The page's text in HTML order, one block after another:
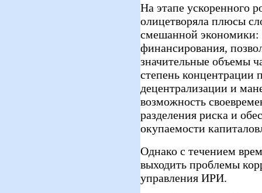
На этапе ускоренного
олицетворяла плюсы
смешанной экономики:
финансирования,
значительные объемы
степень концентрации
децентрализации и
возможность
разделения риска и
окупаемости
Однако с течением
выходить проблемы
управления ИРИ.